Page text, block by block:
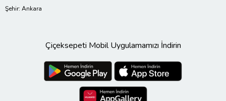
Şehir: Ankara
Çiçeksepeti Mobil Uygulamamızı İndirin